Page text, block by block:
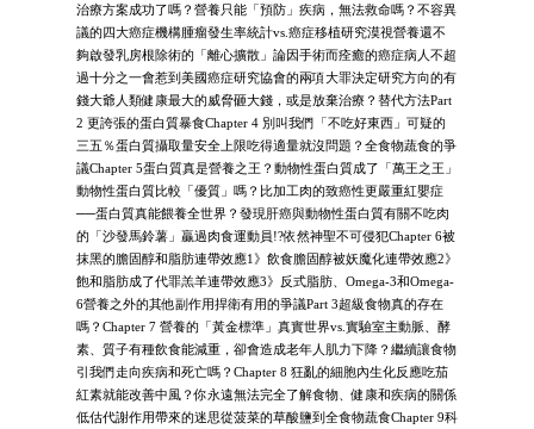
治療方案成功了嗎？營養只能「預防」疾病，無法救命嗎？不容異
議的四大癌症機構腫瘤發生率統計vs.癌症移植研究漠視營養還不
夠啟發乳房根除術的「離心擴散」論因手術而痊癒的癌症病人不超
過十分之一會惹到美國癌症研究協會的兩項大罪決定研究方向的有
錢大爺人類健康最大的威脅砸大錢，或是放棄治療？替代方法Part
2 更誇張的蛋白質暴食Chapter 4 別叫我們「不吃好東西」可疑的
三五％蛋白質攝取量安全上限吃得適量就沒問題？全食物蔬食的爭
議Chapter 5蛋白質真是營養之王？動物性蛋白質成了「萬王之王」
動物性蛋白質比較「優質」嗎？比加工肉的致癌性更嚴重紅嬰症
──蛋白質真能餵養全世界？發現肝癌與動物性蛋白質有關不吃肉
的「沙發馬鈴薯」贏過肉食運動員!?依然神聖不可侵犯Chapter 6被
抹黑的膽固醇和脂肪連帶效應1》飲食膽固醇被妖魔化連帶效應2》
飽和脂肪成了代罪羔羊連帶效應3》反式脂肪、Omega-3和Omega-
6營養之外的其他副作用捍衛有用的爭議Part 3超級食物真的存在
嗎？Chapter 7 營養的「黃金標準」真實世界vs.實驗室主動脈、酵
素、質子有種飲食能減重，卻會造成老年人肌力下降？繼續讓食物
引我們走向疾病和死亡嗎？Chapter 8 狂亂的細胞內生化反應吃茄
紅素就能改善中風？你永遠無法完全了解食物、健康和疾病的關係
低估代謝作用帶來的迷思從菠菜的草酸鹽到全食物蔬食Chapter 9科